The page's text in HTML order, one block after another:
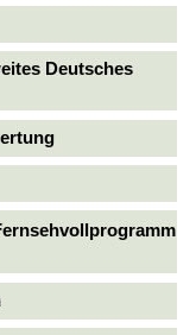
Deutsches